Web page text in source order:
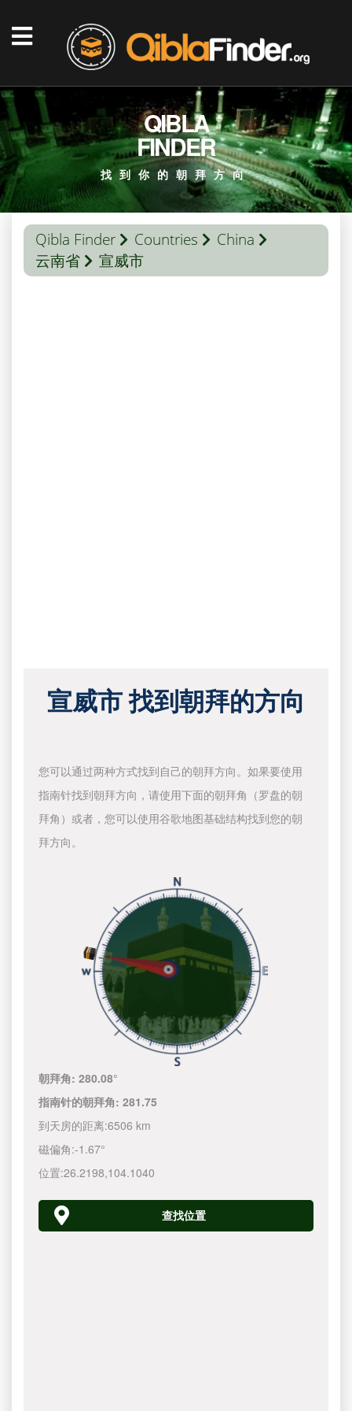
QIBLA
FINDER
找到你的朝拜方向
Qibla Finder Countries
China
云南省
宣威市
宣威市 找到朝拜的方向
您可以通过两种方式找到自己的朝拜方向。如果要使用
指南针找到朝拜方向，请使用下面的朝拜角（罗盘的朝
拜角）或者，您可以使用谷歌地图基础结构找到您的朝
拜方向。
朝拜角:280.08°
指南针的朝拜角:281.75
到天房的距离:6506 km
磁偏角:-1.67°
位置:26.2198,104.1040
查找位置